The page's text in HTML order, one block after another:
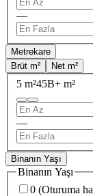
—
Metrekare
Brüt m²
Net m²
5 m²45B+ m²
—
Binanın Yaşı
Binanın Yaşı
0 (Oturuma